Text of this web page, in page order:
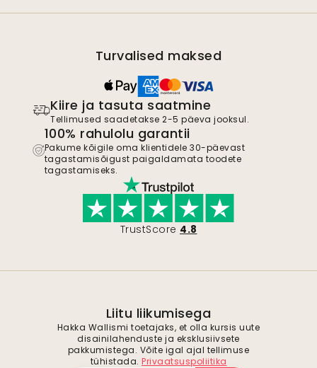
Turvalised maksed
Kiire ja tasuta saatmine
Tellimused saadetakse 2-5 päeva jooksul.
100% rahulolu garantii
Pakume kõigile oma klientidele 30-päevast
tagastamisõigust paigaldamata toodete
tagastamiseks.
TrustScore 4.8
Liitu liikumisega
Hakka Wallismi toetajaks, et olla kursis uute
disainilahenduste ja eksklusiivsete
pakkumistega. Võite igal ajal tellimuse
tühistada. Privaatsuspoliitika